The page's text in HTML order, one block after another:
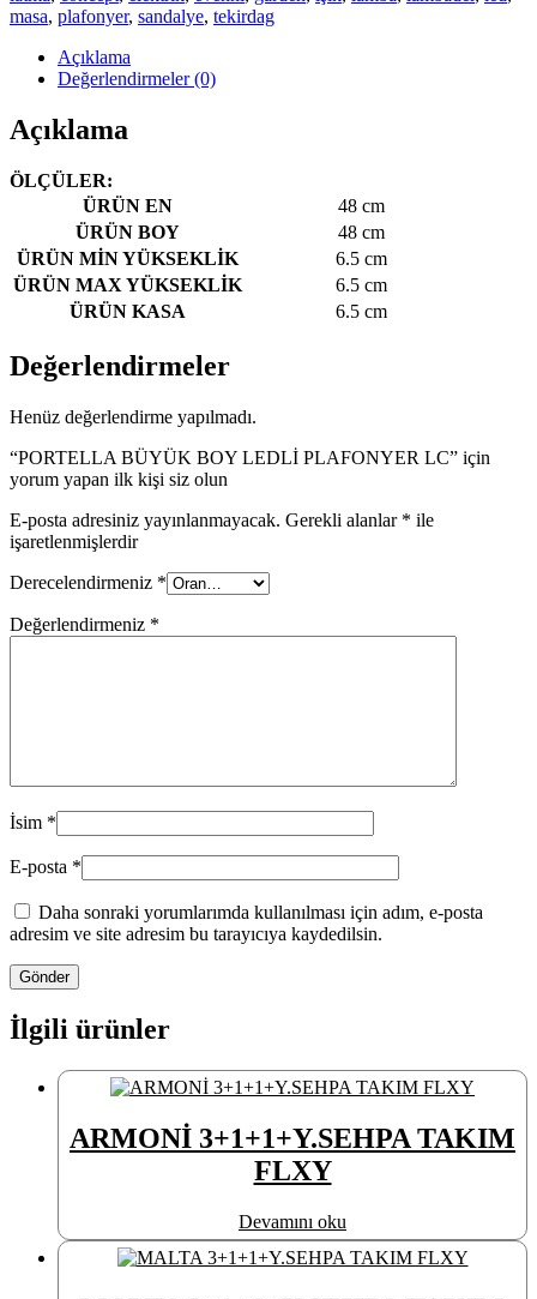
masa, plafonyer, sandalye, tekirdag
Açıklama
Değerlendirmeler (0)
Açıklama
ÖLÇÜLER:
ÜRÜN EN
48 cm
ÜRÜN BOY
48 cm
ÜRÜN MİN YÜKSEKLİK
6.5 cm
ÜRÜN MAX YÜKSEKLİK
6.5 cm
ÜRÜN KASA
6.5 cm
Değerlendirmeler
Henüz değerlendirme yapılmadı.
“PORTELLA BÜYÜK BOY LEDLİ PLAFONYER LC” için
yorum yapan ilk kişi siz olun
E-posta adresiniz yayınlanmayacak. Gerekli alanlar * ile
işaretlenmişlerdir
Derecelendirmeniz *
Değerlendirmeniz *
İsim *
E-posta *
Daha sonraki yorumlarımda kullanılması için adım, e-posta
adresim ve site adresim bu tarayıcıya kaydedilsin.
İlgili ürünler
ARMONİ 3+1+1+Y.SEHPA TAKIM
FLXY
Devamını oku